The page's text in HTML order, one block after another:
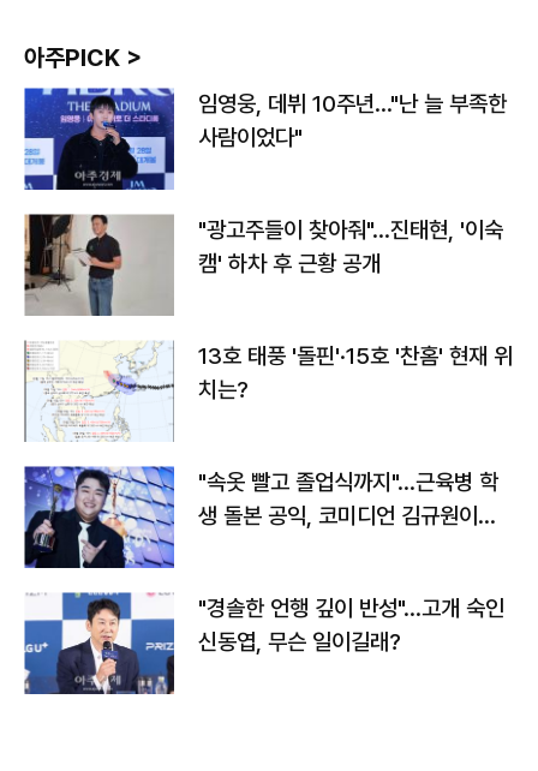
아주PICK >
임영웅, 데뷔 10주년…"난 늘 부족한
사람이었다"
"광고주들이 찾아줘"…진태현, '이숙
캠' 하차 후 근황 공개
13호 태풍 '돌핀'·15호 '찬홈' 현재 위
치는?
"속옷 빨고 졸업식까지"…근육병 학
생 돌본 공익, 코미디언 김규원이었
"경솔한 언행 깊이 반성"…고개 숙인
신동엽, 무슨 일이길래?